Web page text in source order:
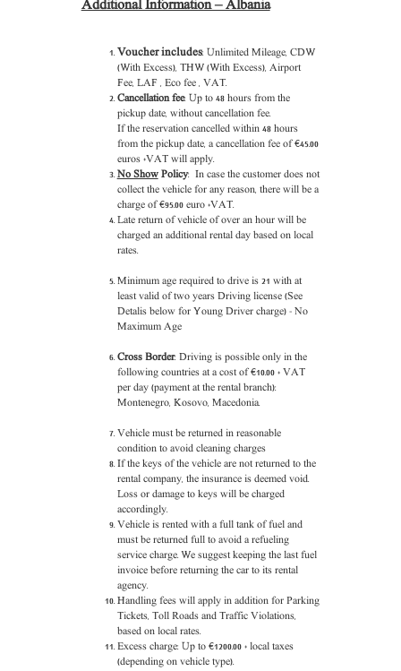
Additional Information – Albania
Voucher includes: Unlimited Mileage, CDW
(With Excess), THW (With Excess), Airport
Fee, LAF , Eco fee , VAT.
Cancellation fee: Up to 48 hours from the
pickup date, without cancellation fee.
If the reservation cancelled within 48 hours
from the pickup date, a cancellation fee of €45.00
euros +VAT will apply.
No ShowPolicy: In case the customer does not
collect the vehicle for any reason, there will be a
charge of €95.00 euro +VAT.
Late return of vehicle of over an hour will be
charged an additional rental day based on local
rates.
Minimum age required to drive is 21 with at
least valid of two years Driving license (See
Detalis below for Young Driver charge) - No
Maximum Age
Cross Border: Driving is possible only in the
following countries at a cost of €10.00 + VAT
per day (payment at the rental branch):
Montenegro, Kosovo, Macedonia.
Vehicle must be returned in reasonable
condition to avoid cleaning charges
If the keys of the vehicle are not returned to the
rental company, the insurance is deemed void.
Loss or damage to keys will be charged
accordingly.
Vehicle is rented with a full tank of fuel and
must be returned full to avoid a refueling
service charge. We suggest keeping the last fuel
invoice before returning the car to its rental
agency.
Handling fees will apply in addition for Parking
Tickets, Toll Roads and Traffic Violations,
based on local rates.
Excess charge: Up to €1200.00 + local taxes
(depending on vehicle type).